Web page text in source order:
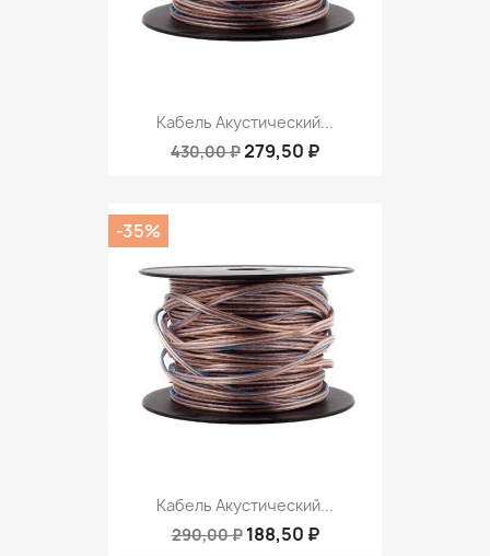
Кабель Акустический...
430,00 ₽279,50 ₽
Кабель Акустический...
290,00 ₽ 188,50 ₽
-35%